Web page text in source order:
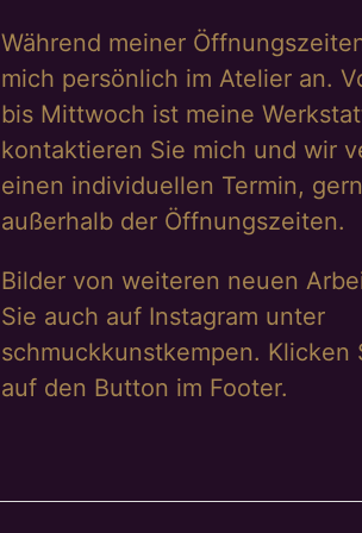
Während meiner
mich persönlich im Atelier an.
bis Mittwoch ist meine
kontaktieren Sie mich und wir
einen individuellen Termin,
außerhalb der Öffnungszeiten.
Bilder von weiteren neuen
Sie auch auf Instagram unter
schmuckkunstkempen. Klicken
auf den Button im Footer.